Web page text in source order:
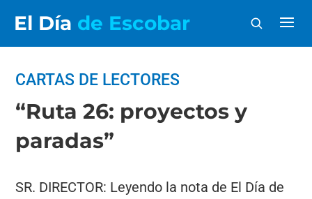
El Día de Escobar
CARTAS DE LECTORES
“Ruta 26: proyectos y
paradas”
SR. DIRECTOR: Leyendo la nota de El Día de